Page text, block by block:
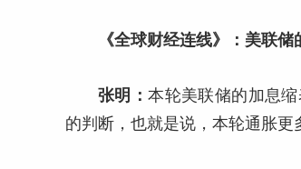
《全球财经连线》：美联
张明：本轮美联储的加息
的判断，也就是说，本轮通胀更